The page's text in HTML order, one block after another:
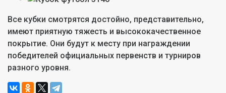
Все кубки смотрятся достойно, представительно,
имеют приятную тяжесть и высококачественное
покрытие. Они будут к месту при награждении
победителей официальных первенств и турниров
разного уровня.